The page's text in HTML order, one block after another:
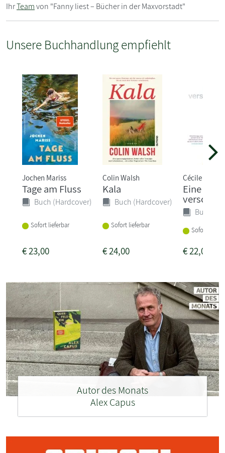
IhrTeamvon "Fanny liest – Bücher in der Maxvorstadt"
Unsere Buchhandlung empfiehlt
Jochen Mariss
Tage am Fluss
Buch (Hardcover)
Sofort lieferbar
€23,00
Colin Walsh
Kala
Buch (Hardcover)
Sofort lieferbar
€24,00
Cécile Tlili
Eine Frau
Buch
Sofort
€22,00
Autor des Monats
Alex Capus